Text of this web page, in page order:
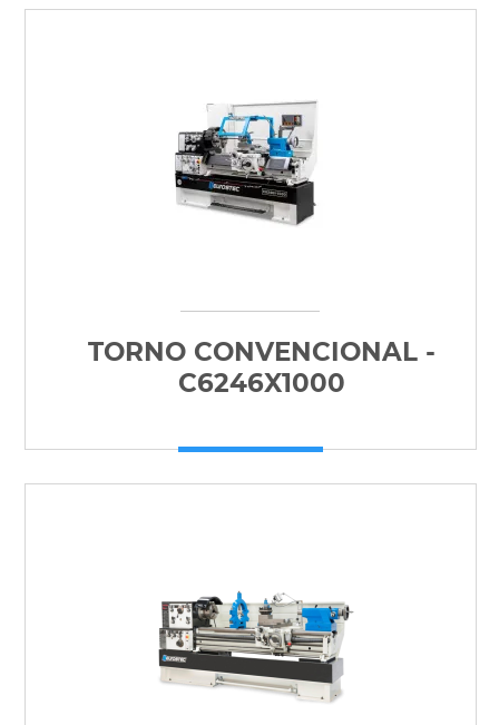
TORNO CONVENCIONAL -
C6246X1000